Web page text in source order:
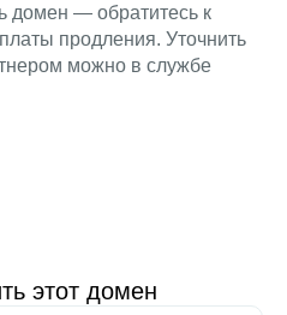
домен — обратитесь к
продления. Уточнить
можно в службе
этот домен